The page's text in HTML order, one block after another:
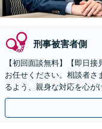
刑事被害者側
【初回面談無料】【即日
お任せください。相談者さ
るよう、親身な対応を心が
善を尽くします【武蔵小杉